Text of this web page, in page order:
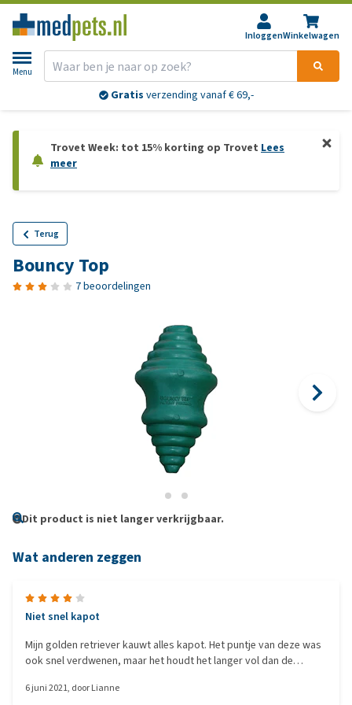
InloggenWinkelwagen
Menu
Gratis verzending vanaf € 69,-
Trovet Week: tot 15% korting op Trovet Lees
meer
Terug
Bouncy Top
7 beoordelingen
Dit product is niet langer verkrijgbaar.
Wat anderen zeggen
Niet snel kapot
Mijn golden retriever kauwt alles kapot. Het puntje van deze was
ook snel verdwenen, maar het houdt het langer vol dan de
dan 15 min, behalve deze.
6 juni 2021, doorLianne